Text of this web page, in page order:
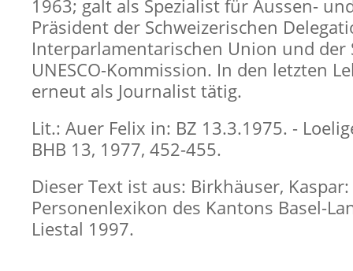
1963; galt als Spezialist für Aussen-
Präsident der Schweizerischen
Interparlamentarischen Union und der
UNESCO-Kommission. In den letzten
erneut als Journalist tätig.
Lit.: Auer Felix in: BZ 13.3.1975. -
BHB 13, 1977, 452-455.
Dieser Text ist aus: Birkhäuser, Kaspar:
Personenlexikon des Kantons Basel-
Liestal 1997.